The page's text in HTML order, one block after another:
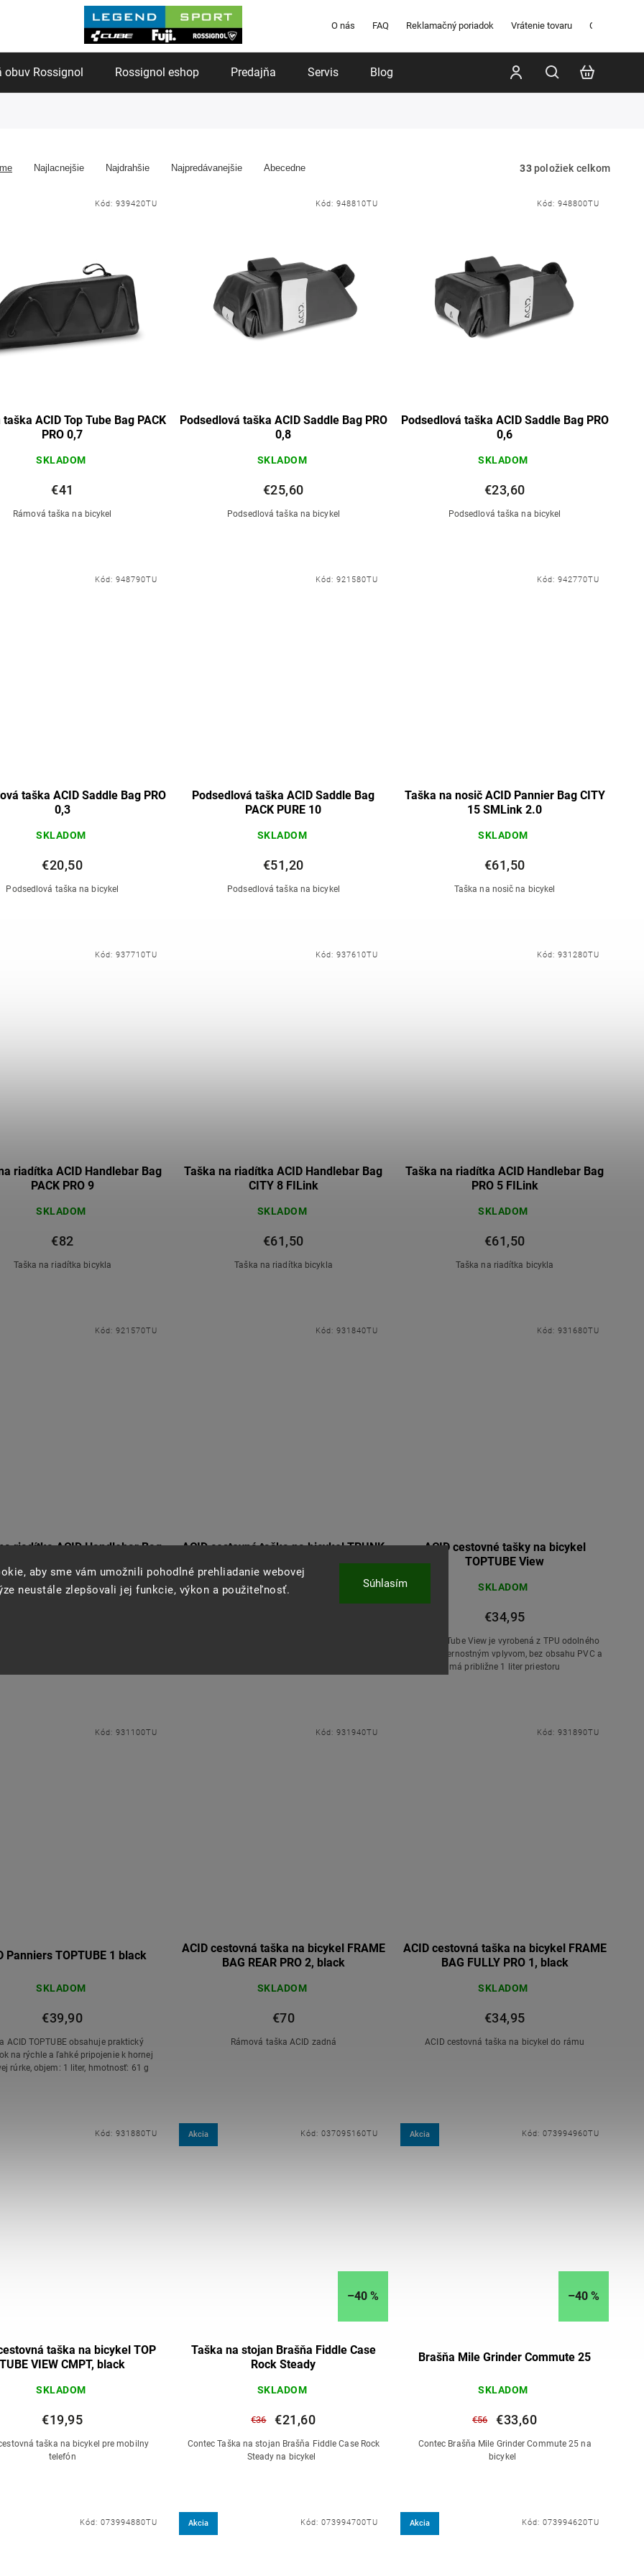
aby sme vám umožnili pohodlné prehliadanie webovej
neustále zlepšovali jej funkcie, výkon a použiteľnosť.
Súhlasím
O nás FAQ Reklamačný poriadok Vrátenie tovaru Obchodné
obuv Rossignol Rossignol eshop Predajňa Servis Blog Značky
Najlacnejšie Najdrahšie Najpredávanejšie Abecedne 33položiek celkom
taška ACID Top Tube Bag PACK
PRO 0,7
SKLADOM
€41
Rámová taška na bicykel
Kód: 939420TU
Podsedlová taška ACID Saddle Bag PRO
0,8
SKLADOM
€25,60
Podsedlová taška na bicykel
Kód:948810TU
Podsedlová taška ACID Saddle Bag PRO
0,6
SKLADOM
€23,60
Podsedlová taška na bicykel
Kód: 948800TU
taška ACID Saddle Bag PRO
0,3
SKLADOM
€20,50
Podsedlová taška na bicykel
Kód: 948790TU
Podsedlová taška ACID Saddle Bag
PACK PURE 10
SKLADOM
€51,20
Podsedlová taška na bicykel
Kód:921580TU
Taška na nosič ACID Pannier Bag CITY
15 SMLink 2.0
SKLADOM
€61,50
Taška na nosič na bicykel
Kód: 942770TU
riadítka ACID Handlebar Bag
PACK PRO 9
SKLADOM
€82
Taška na riadítka bicykla
Kód: 937710TU
Taška na riadítka ACID Handlebar Bag
CITY 8 FILink
SKLADOM
€61,50
Taška na riadítka bicykla
Kód:937610TU
Taška na riadítka ACID Handlebar Bag
PRO 5 FILink
SKLADOM
€61,50
Taška na riadítka bicykla
Kód: 931280TU
riadítka ACID Handlebar Bag
SKLADOM
Kód: 921570TU
ACID cestovná taška na bicykel TRUNK
CITY 8+16 RILink, black
SKLADOM
Kód:931840TU
ACID cestovné tašky na bicykel
TOPTUBE View
SKLADOM
€34,95
ACID TopTube View je vyrobená z TPU odolného
voči poveternostným vplyvom, bez obsahu PVC a
má približne 1 liter priestoru
Kód: 931680TU
Panniers TOPTUBE 1 black
SKLADOM
€39,90
ACID TOPTUBE obsahuje praktický
na rýchle a ľahké pripojenie k hornej
rámovej rúrke, objem: 1 liter, hmotnosť: 61 g
Kód: 931100TU
ACID cestovná taška na bicykel FRAME
BAG REAR PRO 2, black
SKLADOM
€70
Rámová taška ACID zadná
Kód:931940TU
ACID cestovná taška na bicykel FRAME
BAG FULLY PRO 1, black
SKLADOM
€34,95
ACID cestovná taška na bicykel do rámu
Kód: 931890TU
taška na bicykel TOP
TUBE VIEW CMPT, black
SKLADOM
€19,95
taška na bicykel pre mobilny
telefón
Kód: 931880TU Akcia
–40 %
Taška na stojan Brašňa Fiddle Case
Rock Steady
SKLADOM
€36 €21,60
Contec Taška na stojan Brašňa Fiddle Case Rock
Steady na bicykel
Kód:037095160TU Akcia
–40 %
Brašňa Mile Grinder Commute 25
SKLADOM
€56 €33,60
Contec Brašňa Mile Grinder Commute 25 na
bicykel
Kód: 073994960TU
Kód: 073994880TU Akcia Kód:073994700TU Akcia Kód: 073994620TU